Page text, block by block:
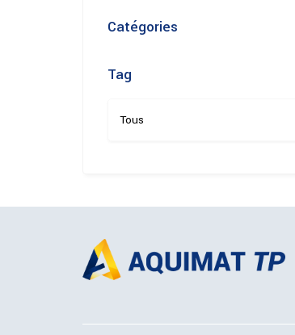
Catégories
Tag